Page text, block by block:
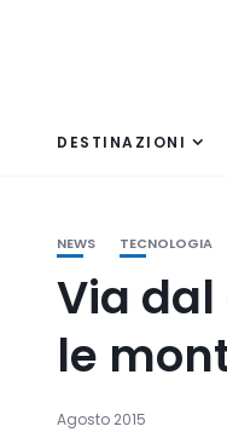
DESTINAZIONI
NEWS TECNOLOGIA
Via dal
le
Agosto 2015